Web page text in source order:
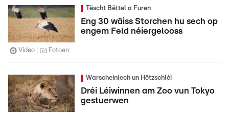
Tëscht Bëttel a Furen
Eng 30 wäiss Storchen hu sech op
engem Feld néiergelooss
Video Fotoen
Warscheinlech un Hëtzschléi
Dréi Léiwinnen am Zoo vun Tokyo
gestuerwen